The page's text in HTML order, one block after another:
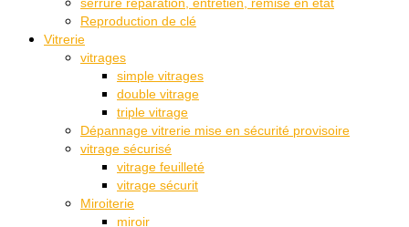
Reproduction de clé
Vitrerie
vitrages
simple vitrages
double vitrage
triple vitrage
Dépannage vitrerie mise en sécurité provisoire
vitrage sécurisé
vitrage feuilleté
vitrage sécurit
Miroiterie
miroir